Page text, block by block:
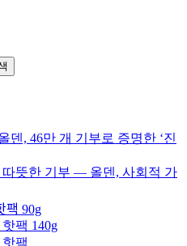
덴, 46만 개 기부로 증명한 ‘진
뜻한 기부 — 올덴, 사회적 가
90g
팩 140g
팩